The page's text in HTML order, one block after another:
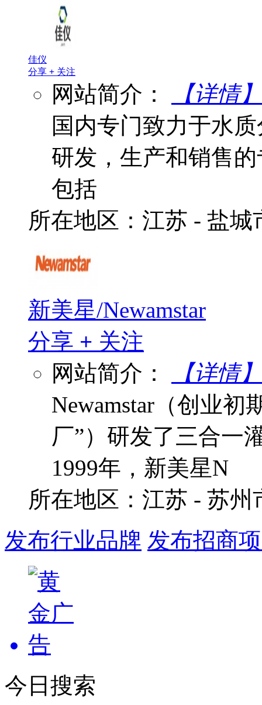
佳仪
分享 + 关注
网站简介：
【详情】
国内专门致力于水
研发，生产和销售
包括
所在地区：江苏 - 盐
新美星/Newamstar
分享 + 关注
网站简介：
【详情】
Newamstar（创业初
厂”）研发了三合一
1999年，新美星N
所在地区：江苏 - 苏
发布行业品牌 发布招商
今日搜索